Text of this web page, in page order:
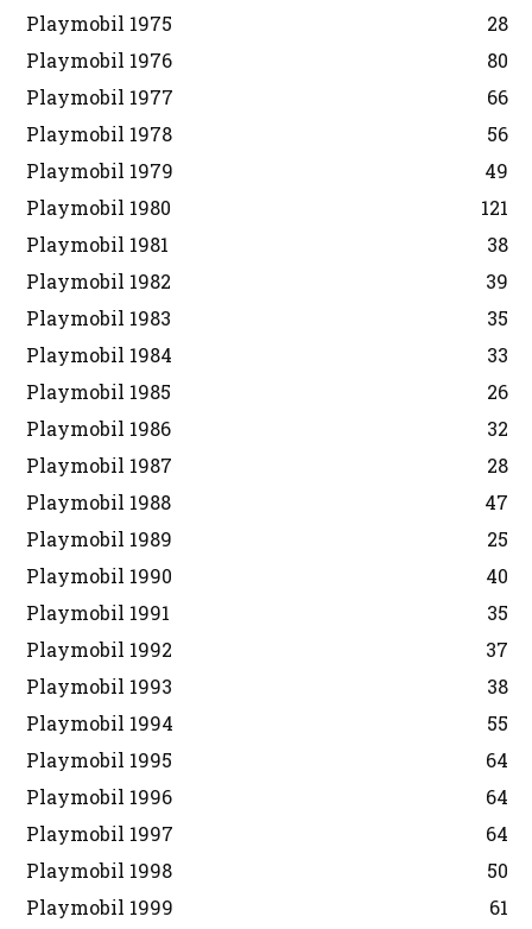
Playmobil 1975
28
Playmobil 1976
80
Playmobil 1977
66
Playmobil 1978
56
Playmobil 1979
49
Playmobil 1980
121
Playmobil 1981
38
Playmobil 1982
39
Playmobil 1983
35
Playmobil 1984
33
Playmobil 1985
26
Playmobil 1986
32
Playmobil 1987
28
Playmobil 1988
47
Playmobil 1989
25
Playmobil 1990
40
Playmobil 1991
35
Playmobil 1992
37
Playmobil 1993
38
Playmobil 1994
55
Playmobil 1995
64
Playmobil 1996
64
Playmobil 1997
64
Playmobil 1998
50
Playmobil 1999
61